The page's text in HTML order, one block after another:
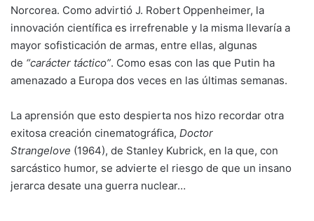
Norcorea. Como advirtió J. Robert Oppenheimer, la
innovación científica es irrefrenable y la misma llevaría a
mayor sofisticación de armas, entre ellas, algunas
de “carácter táctico”. Como esas con las que Putin ha
amenazado a Europa dos veces en las últimas semanas.
La aprensión que esto despierta nos hizo recordar otra
exitosa creación cinematográfica, Doctor
Strangelove (1964), de Stanley Kubrick, en la que, con
sarcástico humor, se advierte el riesgo de que un insano
jerarca desate una guerra nuclear…